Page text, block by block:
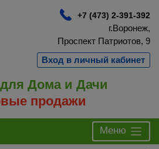
+7 (473) 2-391-392
г.Воронеж,
Проспект Патриотов, 9
Вход в личный кабинет
Дома и Дачи
продажи
Меню